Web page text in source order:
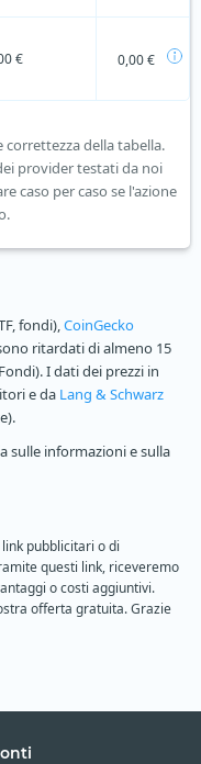
€ 0,00 €
correttezza della tabella.
provider testati da noi
caso per caso se l'azione
fondi),CoinGecko
ritardati di almeno 15
I dati dei prezzi in
e da Lang & Schwarz
sulle informazioni e sulla
pubblicitari o di
questi link, riceveremo
o costi aggiuntivi.
offerta gratuita. Grazie